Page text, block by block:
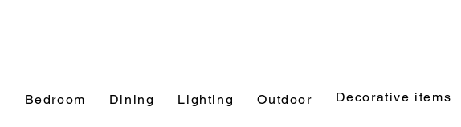
Bedroom Dining Lighting Outdoor Decorative items